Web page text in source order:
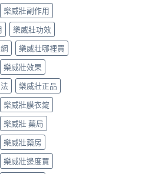
樂威壯副作用
樂威壯功效
樂威壯哪裡買
樂威壯效果
樂威壯正品
樂威壯膜衣錠
樂威壯 藥局
樂威壯藥房
樂威壯邊度買